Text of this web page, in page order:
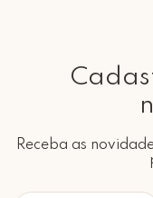
Receba as